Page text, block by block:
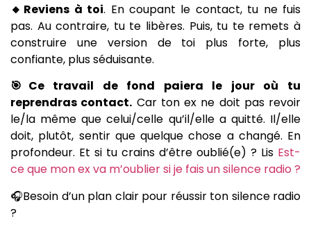
🔸Reviens à toi. En coupant le contact, tu ne fuis
pas. Au contraire, tu te libères. Puis, tu te remets à
construire une version de toi plus forte, plus
confiante, plus séduisante.
🎯Ce travail de fond paiera le jour où tu
reprendras contact. Car ton ex ne doit pas revoir
le/la même que celui/celle qu’il/elle a quitté. Il/elle
doit, plutôt, sentir que quelque chose a changé. En
profondeur. Et si tu crains d’être oublié(e) ? Lis Est-
ce que mon ex va m’oublier si je fais un silence radio ?
🎧Besoin d’un plan clair pour réussir ton silence radio
?